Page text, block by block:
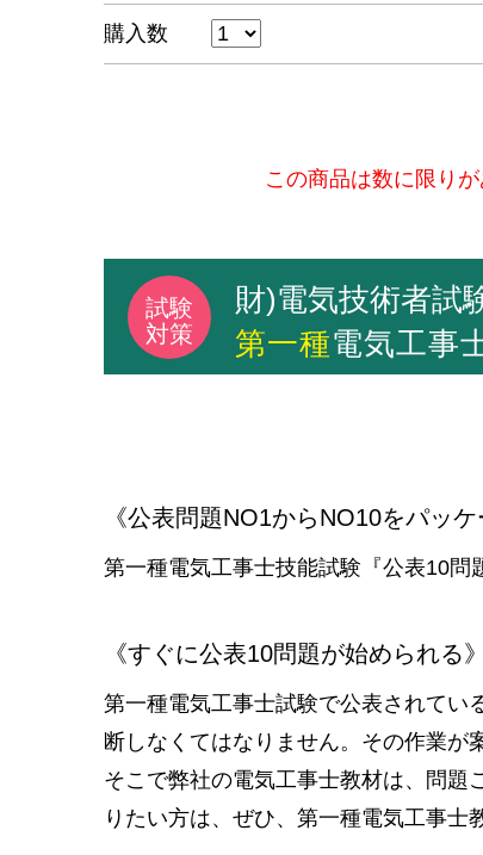
購入数
この商品は数に限り
財)電気技術者試
第一種電気工事
《公表問題NO1からNO10をパッケ
第一種電気工事士技能試験『公表10問
《すぐに公表10問題が始められる》
第一種電気工事士試験で公表されてい
断しなくてはなりません。その作業が
そこで弊社の電気工事士教材は、問題
りたい方は、ぜひ、第一種電気工事士